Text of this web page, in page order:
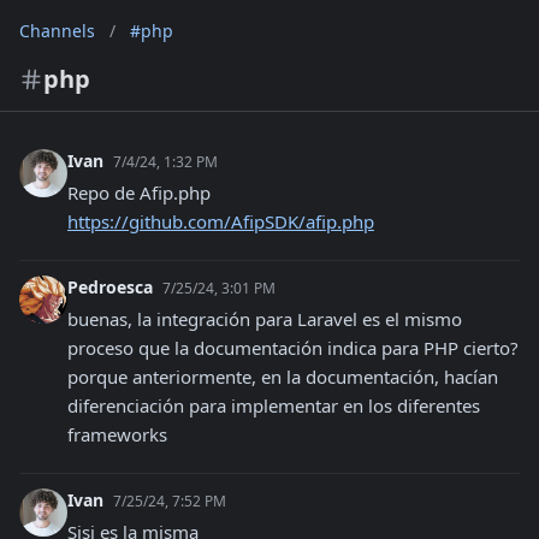
Channels / #php
php
Ivan 7/4/24, 1:32 PM
https://github.com/AfipSDK/afip.php
Pedroesca 7/25/24, 3:01 PM
buenas, la integración para Laravel es el mismo
proceso que la documentación indica para PHP cierto?
porque anteriormente, en la documentación, hacían
diferenciación para implementar en los diferentes
frameworks
Ivan 7/25/24, 7:52 PM
Sisi es la misma